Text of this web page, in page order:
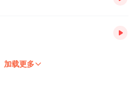
加载更多